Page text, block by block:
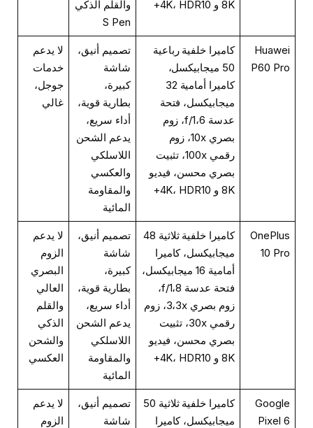
8K و 4K، HDR10+
والقلم الذكي
S Pen
Huawei
P60 Pro
كاميرا خلفية رباعية
50 ميجابيكسل،
كاميرا أمامية 32
ميجابيكسل، فتحة
عدسة f/1،6، زوم
بصري 10x، زوم
رقمي 100x، تثبيت
بصري محسن، فيديو
8K و 4K، HDR10+
تصميم أنيق،
شاشة
كبيرة،
بطارية قوية،
أداء سريع،
يدعم الشحن
اللاسلكي
والعكسي
والمقاومة
المائية
لا يدعم
خدمات
جوجل،
غالي
OnePlus
10 Pro
كاميرا خلفية ثلاثية 48
ميجابيكسل، كاميرا
أمامية 16 ميجابيكسل،
فتحة عدسة f/1،8،
زوم بصري 3،3x، زوم
رقمي 30x، تثبيت
بصري محسن، فيديو
8K و 4K، HDR10+
تصميم أنيق،
شاشة
كبيرة،
بطارية قوية،
أداء سريع،
يدعم الشحن
اللاسلكي
والمقاومة
المائية
لا يدعم
الزوم
البصري
العالي
والقلم
الذكي
والشحن
العكسي
Google
Pixel 6
كاميرا خلفية ثلاثية 50
ميجابيكسل، كاميرا
تصميم أنيق،
شاشة
لا يدعم
الزوم